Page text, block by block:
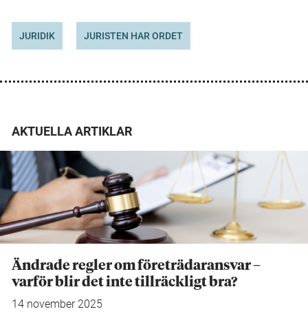
JURIDIK JURISTEN HAR ORDET
AKTUELLA ARTIKLAR
Ändrade regler om företrädaransvar –
varför blir det inte tillräckligt bra?
14 november 2025